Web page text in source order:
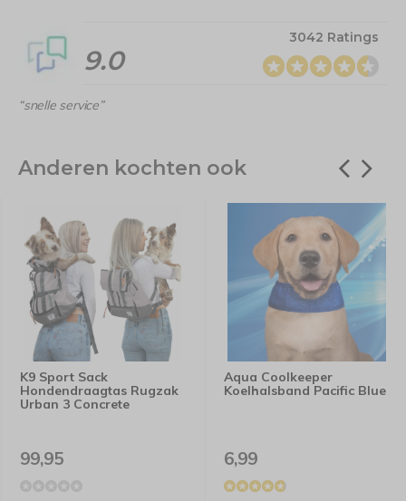
9.0
3042 Ratings
“snelle service”
Anderen kochten ook
K9 Sport Sack
Hondendraagtas Rugzak
Urban 3 Concrete
99,95
Aqua Coolkeeper
Koelhalsband Pacific Blue
6,99